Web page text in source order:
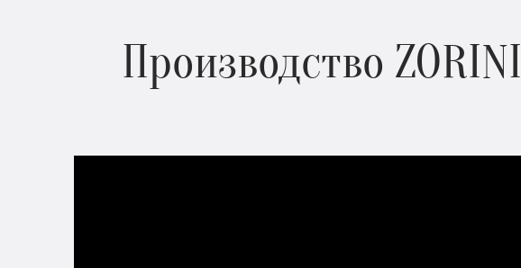
Производство ZORINI